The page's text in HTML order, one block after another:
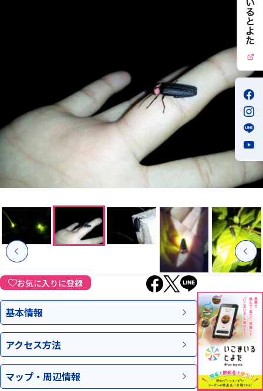
お気に入りに登録
基本情報
アクセス方法
マップ・ 周辺情報